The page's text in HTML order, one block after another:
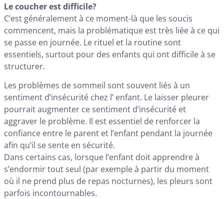
Le coucher est difficile?
C’est généralement à ce moment-là que les soucis
commencent, mais la problématique est très liée à ce qui
se passe en journée. Le rituel et la routine sont
essentiels, surtout pour des enfants qui ont difficile à se
structurer.
Les problèmes de sommeil sont souvent liés à un
sentiment d’insécurité chez l’ enfant. Le laisser pleurer
pourrait augmenter ce sentiment d’insécurité et
aggraver le problème. Il est essentiel de renforcer la
confiance entre le parent et l’enfant pendant la journée
afin qu’il se sente en sécurité.
Dans certains cas, lorsque l’enfant doit apprendre à
s’endormir tout seul (par exemple à partir du moment
où il ne prend plus de repas nocturnes), les pleurs sont
parfois incontournables.